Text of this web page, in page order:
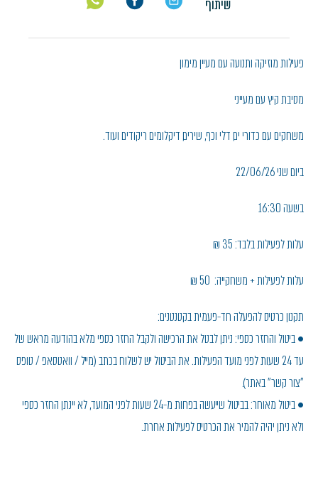
שיתוף
פעילות מוזיקה ותנועה עם מעיין מימון
מסיבת קיץ עם מעייני
משחקים עם כדורי ים, דלי וכף, שירים, דיקלומים ריקודים ועוד.
ביום שני 22/06/26
בשעה 16:30
עלות לפעילות בלבד: 35 ₪
עלות לפעילות + משחקייה: 50 ₪
תקנון כרטיס להפעלה חד-פעמית בקטנטנים:
• ביטול והחזר כספי: ניתן לבטל את הרכישה ולקבל החזר כספי מלא בהודעה מראש של
עד 24 שעות לפני מועד הפעילות. את הביטול יש לשלוח בכתב (מייל / וואטסאפ / טופס
"צור קשר" באתר).
• ביטול מאוחר: בביטול שייעשה בפחות מ-24 שעות לפני המועד, לא יינתן החזר כספי
ולא ניתן יהיה להמיר את הכרטיס לפעילות אחרת.